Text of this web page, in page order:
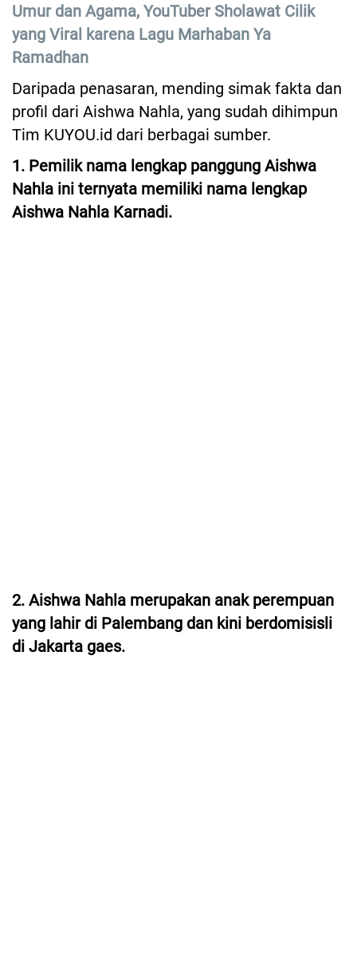
Umur dan Agama, YouTuber Sholawat Cilik
yang Viral karena Lagu Marhaban Ya
Ramadhan
Daripada penasaran, mending simak fakta dan
profil dari Aishwa Nahla, yang sudah dihimpun
Tim KUYOU.id dari berbagai sumber.
1. Pemilik nama lengkap panggung Aishwa
Nahla ini ternyata memiliki nama lengkap
Aishwa Nahla Karnadi.
2. Aishwa Nahla merupakan anak perempuan
yang lahir di Palembang dan kini berdomisisli
di Jakarta gaes.